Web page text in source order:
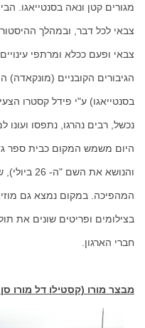
צבאי לכל דבר, ובמהלך
צבאי ופעם ככלא ומרתפי
בסנטייאגו) ע"י פידל קסטרו
נכשל, רבים נהרגו, נתפסו ועונו
והנושא את
המהפיכה. במקום נמצא גם
בצילומים ופריטים שונים את
חברי הארגון.
מבצר מורו (קסטילו דל מורו